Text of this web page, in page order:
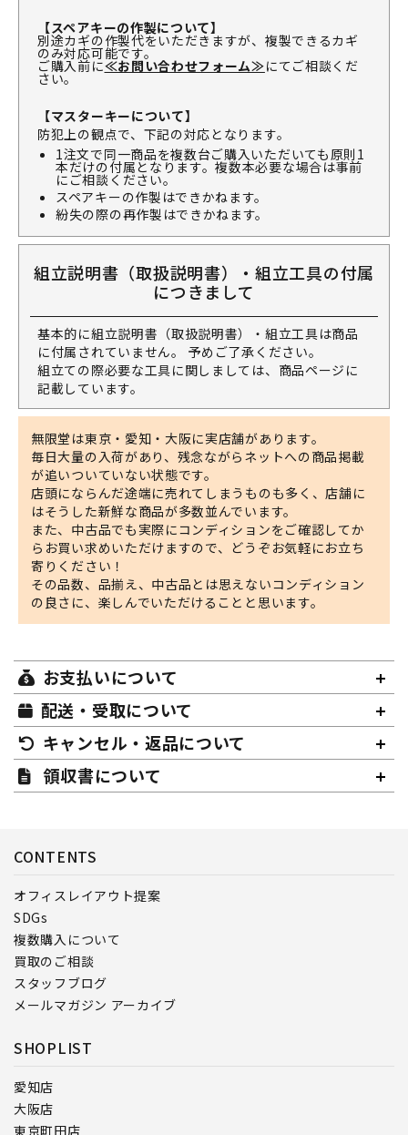
【スペアキーの作製について】
別途カギの作製代をいただきますが、複製できるカギ
のみ対応可能です。
ご購入前に≪お問い合わせフォーム≫にてご相談くだ
さい。
【マスターキーについて】
防犯上の観点で、下記の対応となります。
1注文で同一商品を複数台ご購入いただいても原則1
本だけの付属となります。複数本必要な場合は事前
にご相談ください。
スペアキーの作製はできかねます。
紛失の際の再作製はできかねます。
組立説明書（取扱説明書）・組立工具の付属
につきまして
基本的に組立説明書（取扱説明書）・組立工具は商品
に付属されていません。 予めご了承ください。
組立ての際必要な工具に関しましては、商品ページに
記載しています。
無限堂は東京・愛知・大阪に実店舗があります。
毎日大量の入荷があり、残念ながらネットへの商品掲載
が追いついていない状態です。
店頭にならんだ途端に売れてしまうものも多く、店舗に
はそうした新鮮な商品が多数並んでいます。
また、中古品でも実際にコンディションをご確認してか
らお買い求めいただけますので、どうぞお気軽にお立ち
寄りください！
その品数、品揃え、中古品とは思えないコンディション
の良さに、楽しんでいただけることと思います。
お支払いについて
配送・受取について
キャンセル・返品について
領収書について
CONTENTS
オフィスレイアウト提案
SDGs
複数購入について
買取のご相談
スタッフブログ
メールマガジン アーカイブ
SHOPLIST
愛知店
大阪店
東京町田店